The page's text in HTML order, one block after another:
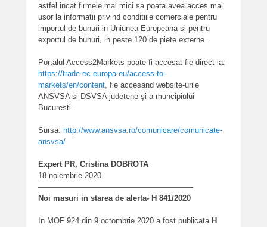
astfel incat firmele mai mici sa poata avea acces mai
usor la informatii privind conditiile comerciale pentru
importul de bunuri in Uniunea Europeana si pentru
exportul de bunuri, in peste 120 de piete externe.
Portalul Access2Markets poate fi accesat fie direct la:
https://trade.ec.europa.eu/access-to-
markets/en/content, fie accesand website-urile
ANSVSA si DSVSA judetene şi a muncipiului
Bucuresti.
Sursa: http://www.ansvsa.ro/comunicare/comunicate-
ansvsa/
Expert PR, Cristina DOBROTA
18 noiembrie 2020
————————————————————
Noi masuri in starea de alerta- H 841/2020
In MOF 924 din 9 octombrie 2020 a fost publicata H